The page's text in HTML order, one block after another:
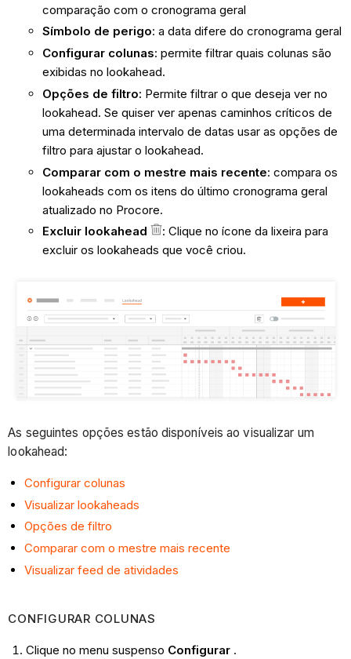
comparação com o cronograma geral
Símbolo de perigo: a data difere do cronograma geral
Configurar colunas: permite filtrar quais colunas são
exibidas no lookahead.
Opções de filtro: Permite filtrar o que deseja ver no
lookahead. Se quiser ver apenas caminhos críticos de
uma determinada intervalo de datas usar as opções de
filtro para ajustar o lookahead.
Comparar com o mestre mais recente: compara os
lookaheads com os itens do último cronograma geral
atualizado no Procore.
Excluir lookahead
: Clique no ícone da lixeira para
excluir os lookaheads que você criou.
As seguintes opções estão disponíveis ao visualizar um
lookahead:
Configurar colunas
Visualizar lookaheads
Opções de filtro
Comparar com o mestre mais recente
Visualizar feed de atividades
CONFIGURAR COLUNAS
Clique no menu suspenso Configurar.